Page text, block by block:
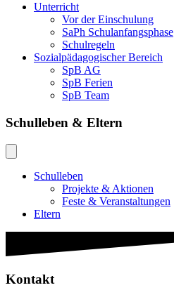
Unterricht
Vor der Einschulung
SaPh Schulanfangsphase
Schulregeln
Sozialpädagogischer Bereich
SpB AG
SpB Ferien
SpB Team
Schulleben & Eltern
Schulleben
Projekte & Aktionen
Feste & Veranstaltungen
Eltern
Kontakt